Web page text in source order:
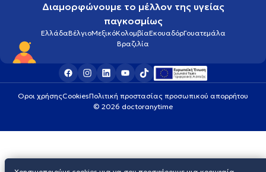
Διαμορφώνουμε το μέλλον της υγείας
παγκοσμίως
ΕλλάδαΒέλγιοΜεξικόΚολομβίαΕκουαδόρΓουατεμάλα
Βραζιλία
Οροι χρήσηςCookiesΠολιτική προστασίας προσωπικού απορρήτου
© 2026 doctoranytime